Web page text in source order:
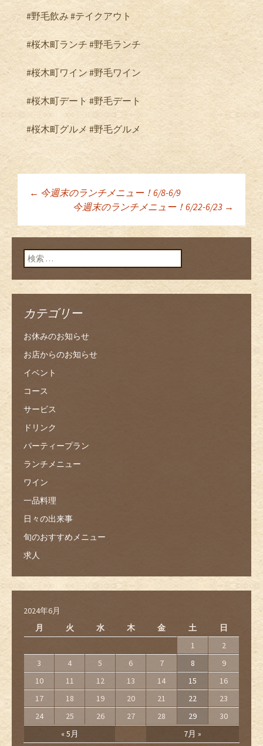
#野毛飲み #テイクアウト
#桜木町ランチ #野毛ランチ
#桜木町ワイン #野毛ワイン
#桜木町デート #野毛デート
#桜木町グルメ #野毛グルメ
投稿ナビゲーショ
ン
← 今週末のランチメニュー！6/8-6/9
今週末のランチメニュー！6/22-6/23 →
検索:
カテゴリー
お休みのお知らせ
お店からのお知らせ
イベント
コース
サービス
ドリンク
パーティープラン
ランチメニュー
ワイン
一品料理
日々の出来事
旬のおすすめメニュー
求人
2024年6月
月
火 水 木 金 土 日
« 5月 7月 »
1
2
3
4 5 6 7 8
9
10
11 12 13 14 15
16
17
18 19 20 21 22
23
24
25 26 27 28 29 30